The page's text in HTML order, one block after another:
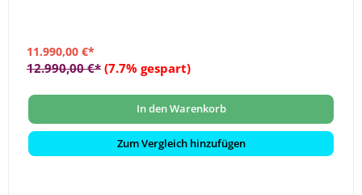
11.990,00 €*
12.990,00 €* (7.7% gespart)
In den Warenkorb
Zum Vergleich hinzufügen